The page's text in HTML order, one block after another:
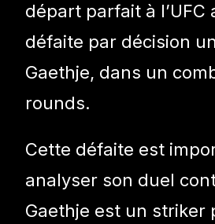
départ parfait à l’UFC
défaite par décision
Gaethje, dans un
rounds.
Cette défaite est
analyser son duel
Gaethje est un striker